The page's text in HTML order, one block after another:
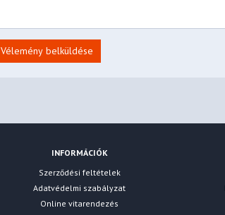
Vélemény belküldése
INFORMÁCIÓK
Szerződési feltételek
Adatvédelmi szabályzat
Online vitarendezés